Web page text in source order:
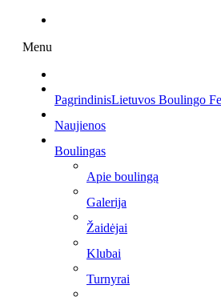
Menu
PagrindinisLietuvos Boulingo
Naujienos
Boulingas
Apie boulingą
Galerija
Žaidėjai
Klubai
Turnyrai